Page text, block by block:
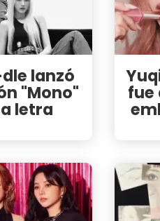
lanzó
"Mono"
letra
fue